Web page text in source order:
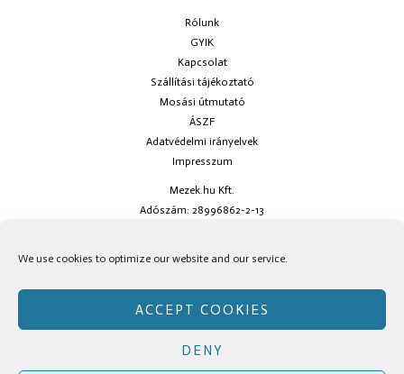
We use cookies to optimize our website and our service.
ACCEPT COOKIES
DENY
Rólunk
GYIK
Kapcsolat
Szállítási tájékoztató
Mosási útmutató
ÁSZF
Adatvédelmi irányelvek
Impresszum
Mezek.hu Kft.
Adószám: 28996862-2-13
social oldalainkon!
Copyright © Mezek.hu 2026 Mezek.hu